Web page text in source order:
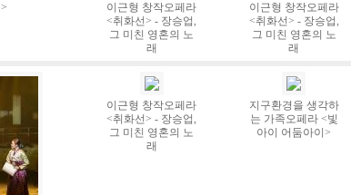
이근형 창작오페라
<취화선> - 장승업,
그 미친 영혼의 노
래
이근형 창작오페라
<취화선> - 장승업,
그 미친 영혼의 노
래
이근형 창작오페라
<취화선> - 장승업,
그 미친 영혼의 노
래
지구환경을 생각하
는 가족오페라 <빛
아이 어둠아이>